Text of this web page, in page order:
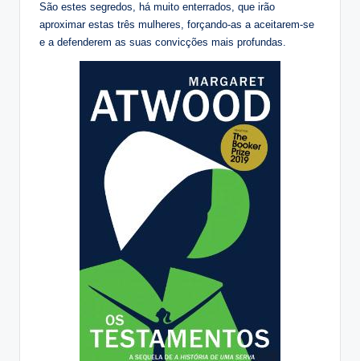
São estes segredos, há muito enterrados, que irão
aproximar estas três mulheres, forçando-as a aceitarem-se
e a defenderem as suas convicções mais profundas.